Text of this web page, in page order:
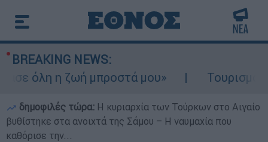
BREAKING NEWS:
η ζωή μπροστά μου»
Τουρισμός
δημοφιλές τώρα: Η κυριαρχία των Τούρκων στο Αιγαίο
βυθίστηκε στα ανοιχτά της Σάμου – Η ναυμαχία που
καθόρισε την...